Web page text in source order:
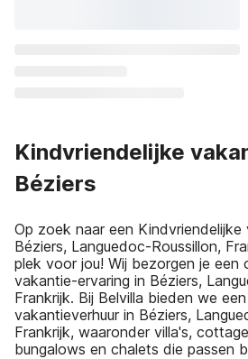
Kindvriendelijke
Béziers
Op zoek naar een Kindvriendelijke
Béziers, Languedoc-Roussillon,
plek voor jou! Wij bezorgen je een
vakantie-ervaring in Béziers,
Frankrijk. Bij Belvilla bieden we
vakantieverhuur in Béziers,
Frankrijk, waaronder villa's,
bungalows en chalets die passen